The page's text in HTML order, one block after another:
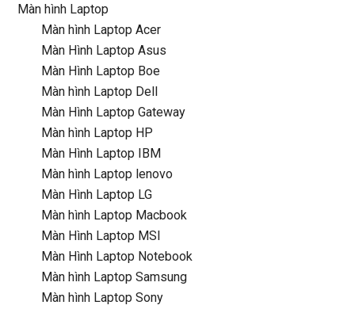
Màn hình Laptop
Màn hình Laptop Acer
Màn Hình Laptop Asus
Màn Hình Laptop Boe
Màn hình Laptop Dell
Màn Hình Laptop Gateway
Màn hình Laptop HP
Màn Hình Laptop IBM
Màn hình Laptop lenovo
Màn Hình Laptop LG
Màn hình Laptop Macbook
Màn Hình Laptop MSI
Màn Hình Laptop Notebook
Màn hình Laptop Samsung
Màn hình Laptop Sony